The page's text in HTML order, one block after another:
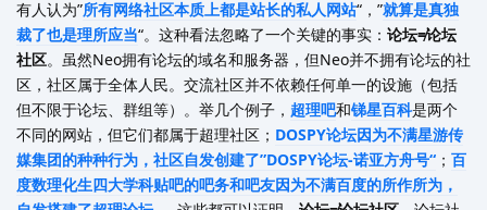
有人认为”所有网络社区本质上都是站长的私人网站“，”就算是真独
裁了也是理所应当“。这种看法忽略了一个关键的事实： 论坛≠论坛
社区。虽然Neo拥有论坛的域名和服务器，但Neo并不拥有论坛的社
区，社区属于全体人民。交流社区并不依赖任何单一的设施（包括
但不限于论坛、群组等）。举几个例子， 超理吧和锑星百科是两个
不同的网站，但它们都属于超理社区； DOSPY论坛因为不满星游传
媒集团的种种行为，社区自发创建了”DOSPY论坛-诺亚方舟号“ ； 百
度数理化生四大学科贴吧的吧务和吧友因为不满百度的所作所为，